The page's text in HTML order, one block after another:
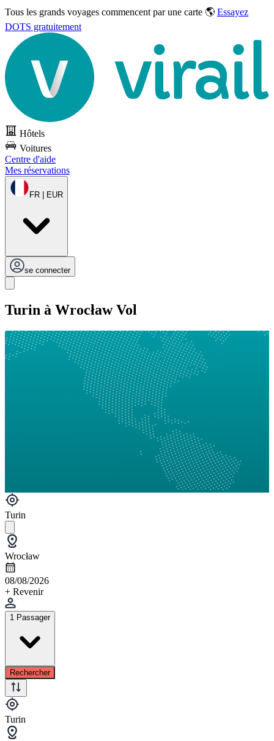
Tous les grands voyages commencent par une carte 🌎 Essayez
DOTS gratuitement
Hôtels
Voitures
Centre d'aide
Mes réservations
FR | EUR
se connecter
Turin à Wrocław Vol
Turin
Wrocław
08/08/2026
+ Revenir
1 Passager
Rechercher
Turin